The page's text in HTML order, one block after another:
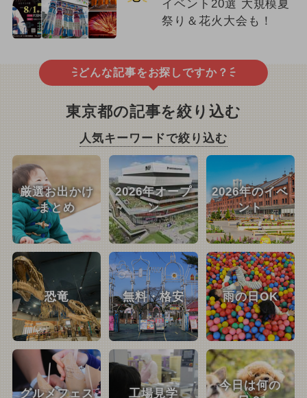
イベント20選 大規模夏
祭り＆花火大会も！
どんな記事をお探しですか？
東京都の記事を絞り込む
人気キーワードで絞り込む
厳選お出かけ
まとめ
2026年オープ
ン
2026年のイベ
ント
恐竜 無料・格安 雨の日OK
グルメフェス 工場見学
今日は何の